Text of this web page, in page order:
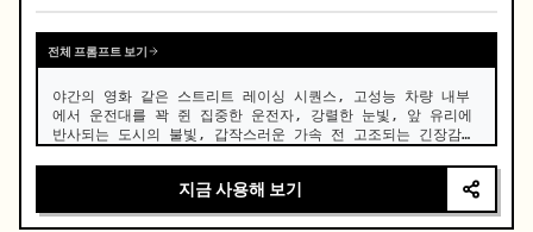
전체 프롬프트 보기
야간의 영화 같은 스트리트 레이싱 시퀀스, 고성능 차량 내부
에서 운전대를 꽉 쥔 집중한 운전자, 강렬한 눈빛, 앞 유리에
반사되는 도시의 불빛, 갑작스러운 가속 전 고조되는 긴장감
카메라: 매끄러운 전환을 갖춘 다각도 시스템, 내부 클로즈업
→ 어깨 너머 샷 → 외부 트래킹 → 지면 밀착 로우 샷, 매우 역
동적인 카메라 움직임, 휩 팬(whip pans) + 속도 램프 전환
지금 사용해 보기